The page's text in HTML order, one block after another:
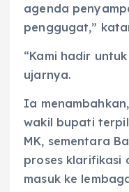
agenda
penggugat,”
“Kami hadir
ujarnya.
Ia
wakil bupati
MK, sementara
proses klarifikasi
masuk ke